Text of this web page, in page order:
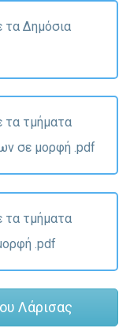
τα Δημόσια
τα τμήματα
σε μορφή .pdf
τα τμήματα
.pdf
Λάρισας